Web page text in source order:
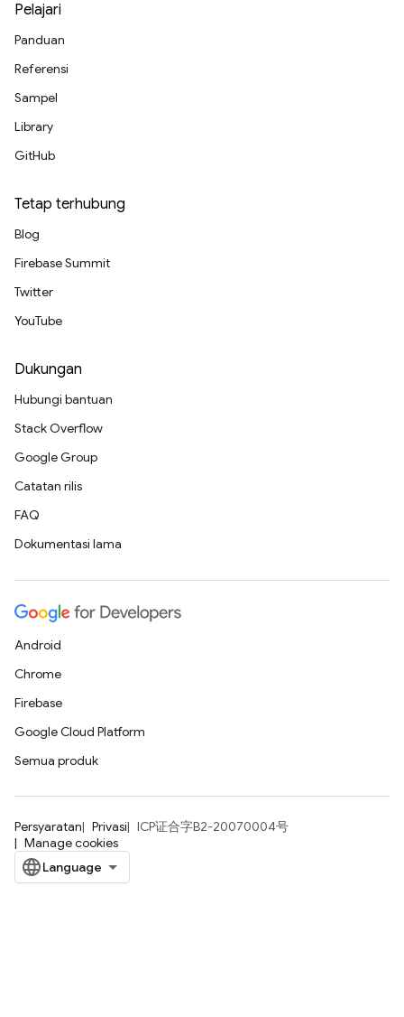
Pelajari
Panduan
Referensi
Sampel
Library
GitHub
Tetap terhubung
Blog
Firebase Summit
Twitter
YouTube
Dukungan
Hubungi bantuan
Stack Overflow
Google Group
Catatan rilis
FAQ
Dokumentasi lama
Android
Chrome
Firebase
Google Cloud Platform
Semua produk
Persyaratan Privasi
ICP证合字B2-20070004号
Manage cookies